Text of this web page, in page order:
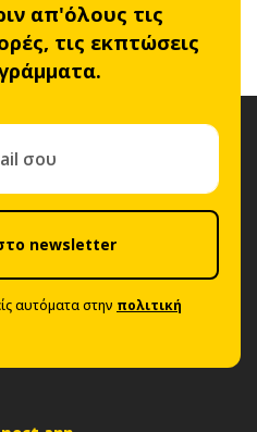
απ'όλους τις
τις εκπτώσεις
newsletter
αυτόματα στην πολιτική